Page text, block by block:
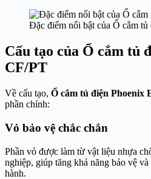
Đặc điểm nổi bật của Ổ cắm
Cấu tạo của Ổ cắm tủ
CF/PT
Về cấu tạo, Ổ cắm tủ điện Phoenix
phần chính:
Vỏ bảo vệ chắc chắn
Phần vỏ được làm từ vật liệu nhựa
nghiệp, giúp tăng khả năng bảo vệ
hành.